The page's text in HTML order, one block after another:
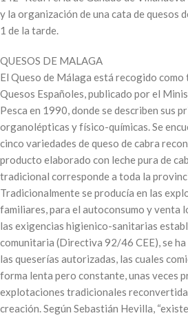
y la organización de una cata de quesos
1 de la tarde.
QUESOS DE MALAGA
El Queso de Málaga está recogido
Quesos Españoles, publicado por el
Pesca en 1990, donde se describen sus
organolépticas y físico-químicas. Se
cinco variedades de queso de cabra
producto elaborado con leche pura de
tradicional corresponde a toda la
Tradicionalmente se producía en las
familiares, para el autoconsumo y venta
las exigencias higienico-sanitarias
comunitaria (Directiva 92/46 CEE), se
las queserías autorizadas, las cuales
forma lenta pero constante, unas veces
explotaciones tradicionales
creación. Según Sebastián Hevilla,